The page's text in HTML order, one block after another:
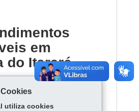
em
do Itararé
há empreendimentos da
para Santana do Itararé
utiliza cookies